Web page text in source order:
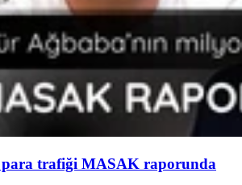
para trafiği MASAK raporunda